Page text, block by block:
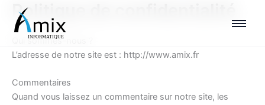
contenu
Politique de confidentialité
Qui sommes-nous ?
L’adresse de notre site est : http://www.amix.fr
Commentaires
Quand vous laissez un commentaire sur notre site, les